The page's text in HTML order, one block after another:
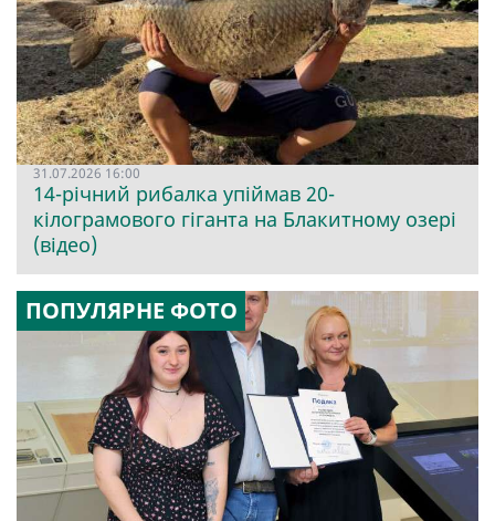
31.07.2026 16:00
14-річний рибалка упіймав 20-
кілограмового гіганта на Блакитному озері
(відео)
ПОПУЛЯРНЕ ФОТО